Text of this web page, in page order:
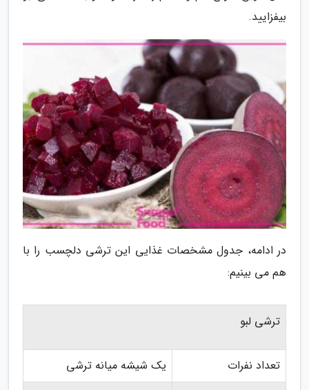
بیفزایید.
در ادامه، جدول مشخصات غذایی این ترشی دلچسب را با
هم می بینیم:
ترشی لبو
تعداد نفرات
یک شیشه میانه ترشی